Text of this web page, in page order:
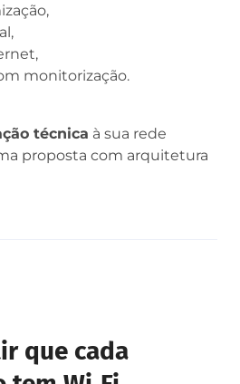
monitorização.
técnica à sua rede
proposta com arquitetura
que cada